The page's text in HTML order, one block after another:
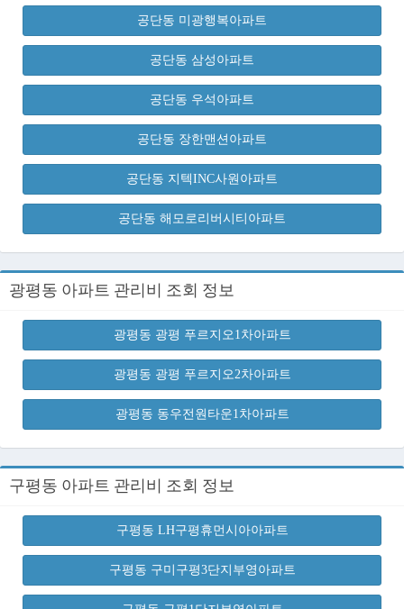
공단동 미광행복아파트
공단동 삼성아파트
공단동 우석아파트
공단동 장한맨션아파트
공단동 지텍INC사원아파트
공단동 해모로리버시티아파트
광평동 아파트 관리비 조회 정보
광평동 광평 푸르지오1차아파트
광평동 광평 푸르지오2차아파트
광평동 동우전원타운1차아파트
구평동 아파트 관리비 조회 정보
구평동 LH구평휴먼시아아파트
구평동 구미구평3단지부영아파트